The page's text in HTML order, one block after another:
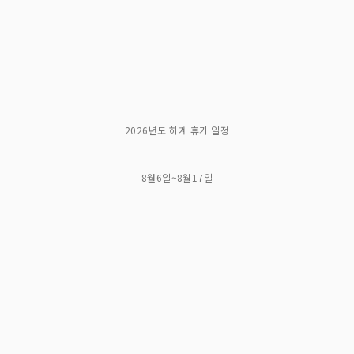
2026년도 하계 휴가 일정
8월6일~8월17일